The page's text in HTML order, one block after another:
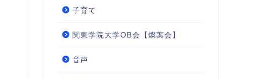
子育て
関東学院大学OB会【燦葉会】
音声